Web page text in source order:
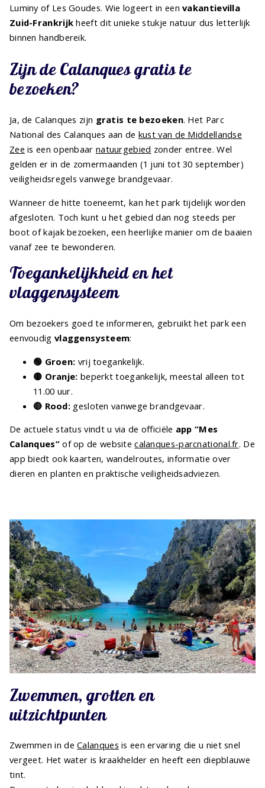
Luminy of Les Goudes. Wie logeert in eenvakantievilla
Zuid-Frankrijk heeft dit unieke stukje natuur dus letterlijk
binnen handbereik.
Zijn de Calanques gratis te
bezoeken?
Ja, de Calanques zijn gratis te bezoeken. Het Parc
National des Calanques aan de kust van de Middellandse
Zee is een openbaar natuurgebied zonder entree. Wel
gelden er in de zomermaanden (1 juni tot 30 september)
veiligheidsregels vanwege brandgevaar.
Wanneer de hitte toeneemt, kan het park tijdelijk worden
afgesloten. Toch kunt u het gebied dan nog steeds per
boot of kajak bezoeken, een heerlijke manier om de baaien
vanaf zee te bewonderen.
Toegankelijkheid en het
vlaggensysteem
Om bezoekers goed te informeren, gebruikt het park een
eenvoudig vlaggensysteem:
🟢 Groen: vrij toegankelijk.
🟡 Oranje: beperkt toegankelijk, meestal alleen tot
11.00 uur.
🔴 Rood: gesloten vanwege brandgevaar.
De actuele status vindt u via de officiële app “Mes
Calanques”of op de websitecalanques-parcnational.fr. De
app biedt ook kaarten, wandelroutes, informatie over
dieren en planten en praktische veiligheidsadviezen.
Zwemmen, grotten en
uitzichtpunten
Zwemmen in deCalanques is een ervaring die u niet snel
vergeet. Het water is kraakhelder en heeft een diepblauwe
tint.